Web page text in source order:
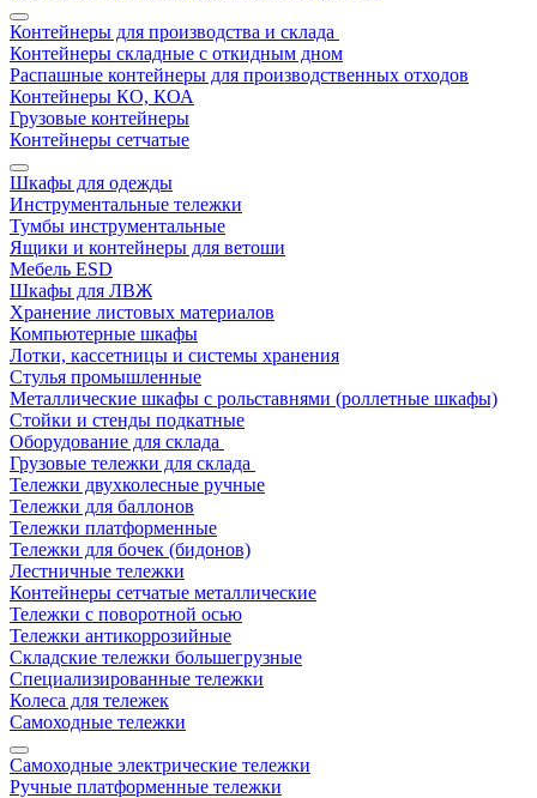
Контейнеры для производства и склада
Контейнеры складные с откидным дном
Распашные контейнеры для производственных отходов
Контейнеры КО, КОА
Грузовые контейнеры
Контейнеры сетчатые
Шкафы для одежды
Инструментальные тележки
Тумбы инструментальные
Ящики и контейнеры для ветоши
Мебель ESD
Шкафы для ЛВЖ
Хранение листовых материалов
Компьютерные шкафы
Лотки, кассетницы и системы хранения
Стулья промышленные
Металлические шкафы с рольставнями (роллетные шкафы)
Стойки и стенды подкатные
Оборудование для склада
Грузовые тележки для склада
Тележки двухколесные ручные
Тележки для баллонов
Тележки платформенные
Тележки для бочек (бидонов)
Лестничные тележки
Контейнеры сетчатые металлические
Тележки с поворотной осью
Тележки антикоррозийные
Складские тележки большегрузные
Специализированные тележки
Колеса для тележек
Самоходные тележки
Самоходные электрические тележки
Ручные платформенные тележки